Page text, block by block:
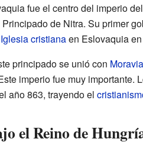
fue el centro del imperio
de Nitra. Su primer
Iglesia cristianaen Eslovaquia
principado se unió con Moravia
imperio fue muy importante.
año 863, trayendo el
el Reino de